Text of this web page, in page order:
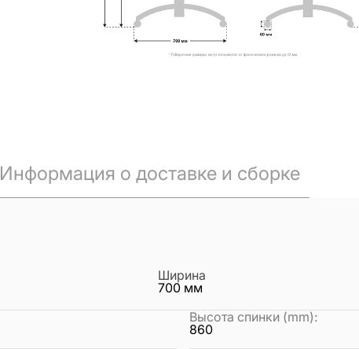
Информация о доставке и сборке
Ширина
700 мм
Высота спинки (mm):
860